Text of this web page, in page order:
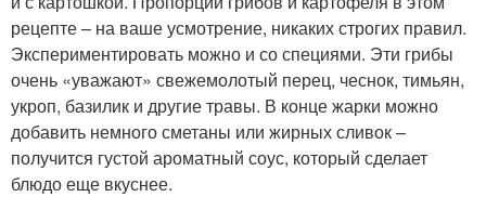
рецепте – на ваше усмотрение, никаких строгих правил.
Экспериментировать можно и со специями. Эти грибы
очень «уважают» свежемолотый перец, чеснок, тимьян,
укроп, базилик и другие травы. В конце жарки можно
добавить немного сметаны или жирных сливок –
получится густой ароматный соус, который сделает
блюдо еще вкуснее.